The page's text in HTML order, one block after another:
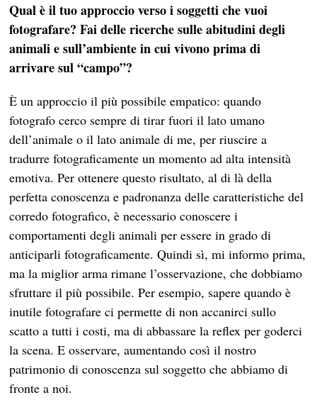
Qual è il tuo approccio verso i soggetti che vuoi
fotografare? Fai delle ricerche sulle abitudini degli
animali e sull’ambiente in cui vivono prima di
arrivare sul “campo”?
È un approccio il più possibile empatico: quando
fotografo cerco sempre di tirar fuori il lato umano
dell’animale o il lato animale di me, per riuscire a
tradurre fotograficamente un momento ad alta intensità
emotiva. Per ottenere questo risultato, al di là della
perfetta conoscenza e padronanza delle caratteristiche del
corredo fotografico, è necessario conoscere i
comportamenti degli animali per essere in grado di
anticiparli fotograficamente. Quindi sì, mi informo prima,
ma la miglior arma rimane l’osservazione, che dobbiamo
sfruttare il più possibile. Per esempio, sapere quando è
inutile fotografare ci permette di non accanirci sullo
scatto a tutti i costi, ma di abbassare la reflex per goderci
la scena. E osservare, aumentando così il nostro
patrimonio di conoscenza sul soggetto che abbiamo di
fronte a noi.